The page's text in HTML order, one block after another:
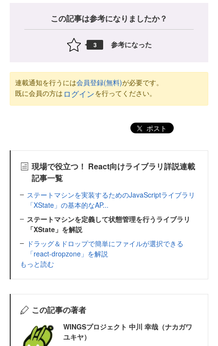
この記事は参考になりましたか？
3 参考になった
連載通知を行うには会員登録(無料)が必要です。
既に会員の方は ログインを行ってください。
ポスト
現場で役立つ！ React向けライブラリ詳説連載
記事一覧
ステートマシンを実装するためのJavaScriptライブラリ
「XState」の基本的なAP...
ステートマシンを定義して状態管理を行うライブラリ
「XState」を解説
ドラッグ＆ドロップで簡単にファイルが選択できる
「react-dropzone」を解説
もっと読む
この記事の著者
WINGSプロジェクト 中川 幸哉（ナカガワ
ユキヤ）